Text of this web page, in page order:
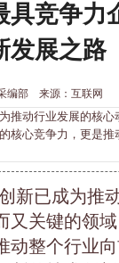
具竞争力
发展之路
编部 来源：互联网
动行业发展的核心
核心竞争力，更是
新已成为推
又关键的领
动整个行业